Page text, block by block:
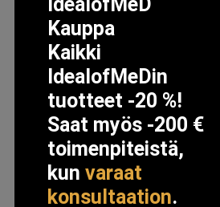
Kauppa
Kaikki
IdealofMeDin
tuotteet -20 %!
Saat myös -200 €
toimenpiteistä,
kunvaraat
konsultaation.